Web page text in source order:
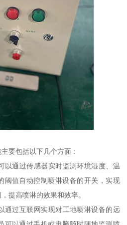
要包括以下几个方面：
以通过传感器实时监测环境湿度、温
阈值自动控制喷淋设备的开关，实现
提高喷淋的效果和效率。
通过互联网实现对工地喷淋设备的远